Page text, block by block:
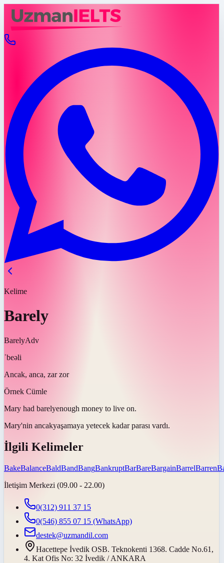
Kelime
Barely
BarelyAdv
ˈbeəli
Ancak, anca, zar zor
Örnek Cümle
Mary had barelyenough money to live on.
Mary'nin ancakyaşamaya yetecek kadar parası vardı.
İlgili Kelimeler
BakeBalanceBaldBandBangBankruptBarBareBargainBarrelBarren
İletişim Merkezi (09.00 - 22.00)
0(312) 911 37 15
0(546) 855 07 15 (WhatsApp)
destek@uzmandil.com
Hacettepe İvedik OSB. Teknokenti 1368. Cadde No.61,
4. Kat Ofis No: 32 İvedik / ANKARA